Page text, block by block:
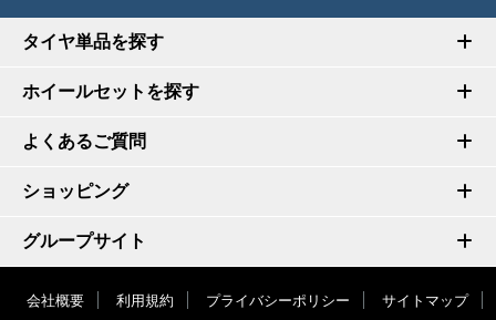
タイヤ単品を探す
ホイールセットを探す
よくあるご質問
ショッピング
グループサイト
会社概要 利用規約 プライバシーポリシー サイトマップ